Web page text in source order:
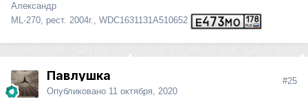
Александр
ML-270, рест. 2004г., WDC1631131A510652
Павлушка
Опубликовано 11 октября, 2020
#25